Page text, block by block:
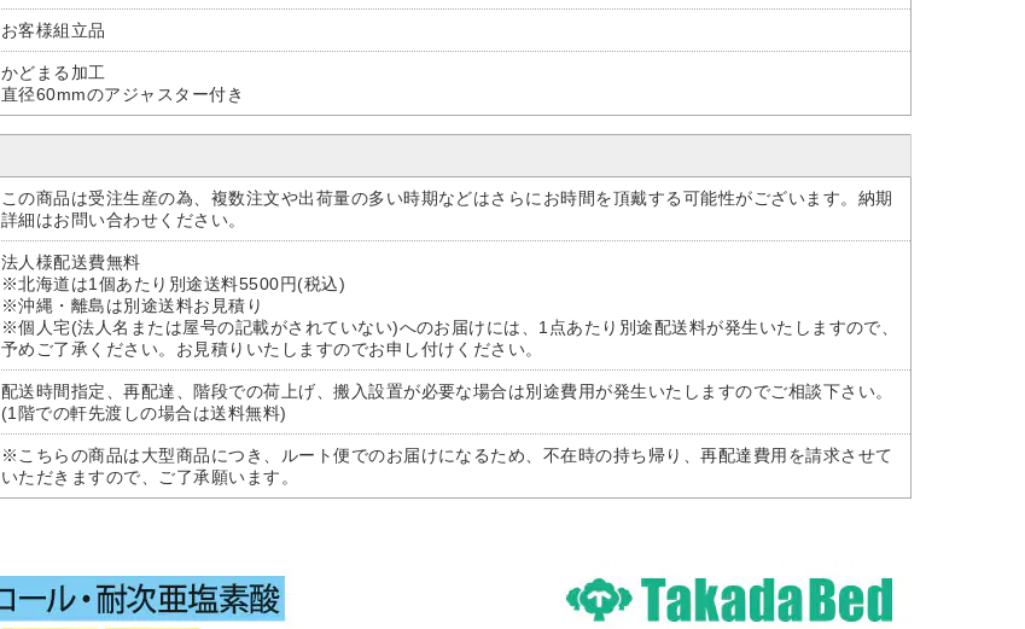
お客様組立品
かどまる加工
直径60mmのアジャスター付き
この商品は受注生産の為、複数注文や出荷量の多い時期などはさらにお時間を頂戴する可能性がございます。納期
詳細はお問い合わせください。
法人様配送費無料
※北海道は1個あたり別途送料5500円(税込)
※沖縄・離島は別途送料お見積り
※個人宅(法人名または屋号の記載がされていない)へのお届けには、1点あたり別途配送料が発生いたしますので、
予めご了承ください。お見積りいたしますのでお申し付けください。
配送時間指定、再配達、階段での荷上げ、搬入設置が必要な場合は別途費用が発生いたしますのでご相談下さい。
(1階での軒先渡しの場合は送料無料)
※こちらの商品は大型商品につき、ルート便でのお届けになるため、不在時の持ち帰り、再配達費用を請求させて
いただきますので、ご了承願います。